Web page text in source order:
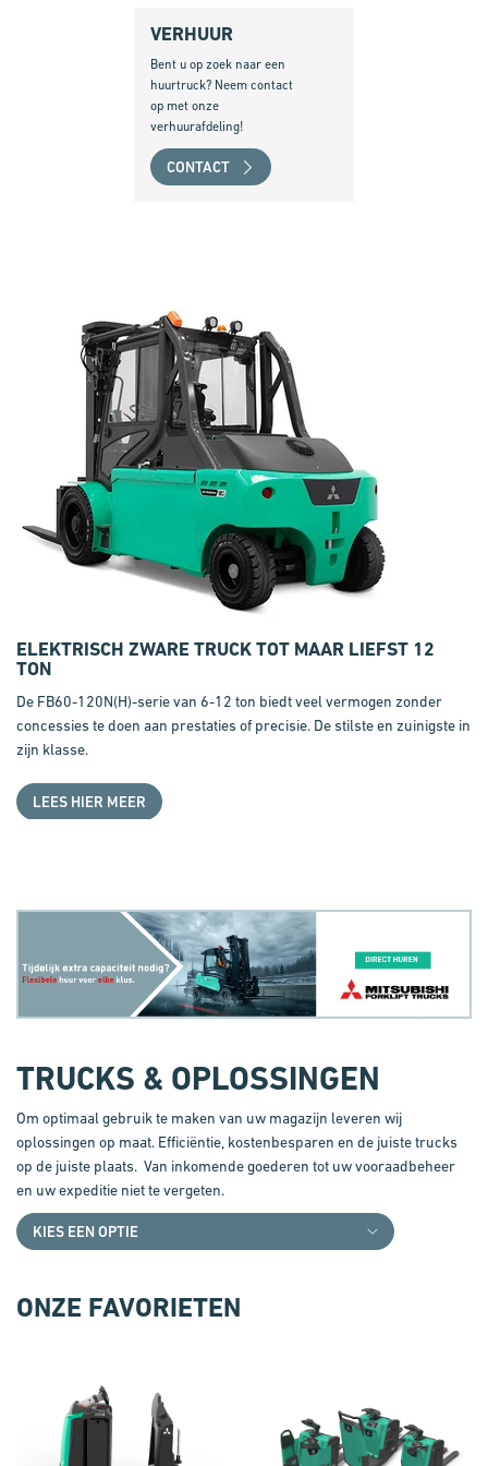
VERHUUR
Bent u op zoek naar een
huurtruck? Neem contact
op met onze
verhuurafdeling!
CONTACT
ELEKTRISCH ZWARE TRUCK TOT MAAR LIEFST 12
TON
De FB60-120N(H)-serie van 6-12 ton biedt veel vermogen zonder
concessies te doen aan prestaties of precisie. De stilste en zuinigste in
zijn klasse.
LEES HIER MEER
TRUCKS & OPLOSSINGEN
Om optimaal gebruik te maken van uw magazijn leveren wij
oplossingen op maat. Efficiëntie, kostenbesparen en de juiste trucks
op de juiste plaats. Van inkomende goederen tot uw vooraadbeheer
en uw expeditie niet te vergeten.
ONZE FAVORIETEN